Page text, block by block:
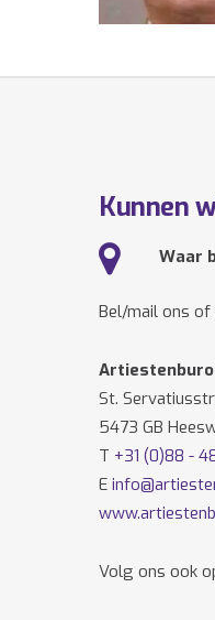
Kunnen
Waar
Bel/mail ons of
St.
5473 GB
T +31 (0)88 -
E
Volg ons ook